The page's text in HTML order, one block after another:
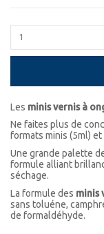
Les minis vernis à
Ne faites plus de
formats minis (5ml)
Une grande palette
formule alliant
séchage.
La formule des minis
sans toluéne,
de formaldéhyde.